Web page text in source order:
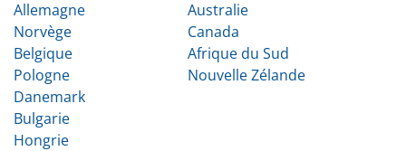
Allemagne
Norvège
Belgique
Pologne
Danemark
Bulgarie
Hongrie
Australie
Canada
Afrique du Sud
Nouvelle Zélande